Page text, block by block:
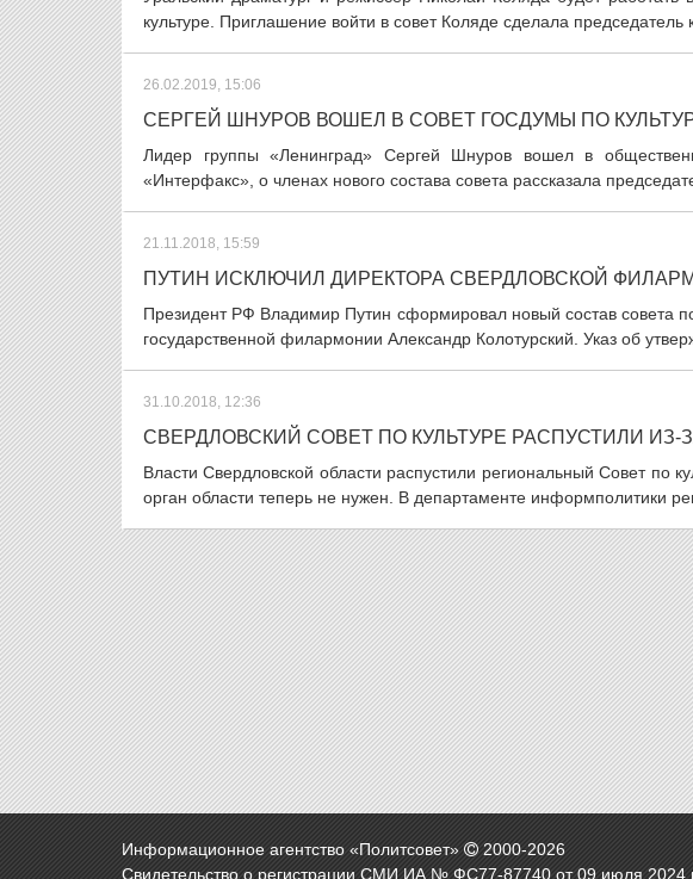
культуре. Приглашение войти в совет Коляде сделала председатель
26.02.2019, 15:06
СЕРГЕЙ ШНУРОВ ВОШЕЛ В СОВЕТ ГОСДУМЫ ПО
Лидер группы «Ленинград» Сергей Шнуров вошел в
«Интерфакс», о членах нового состава совета рассказала
21.11.2018, 15:59
ПУТИН ИСКЛЮЧИЛ ДИРЕКТОРА СВЕРДЛОВСКОЙ
Президент РФ Владимир Путин сформировал новый состав совета
государственной филармонии Александр Колотурский. Указ об
31.10.2018, 12:36
СВЕРДЛОВСКИЙ СОВЕТ ПО КУЛЬТУРЕ РАСПУСТИЛИ ИЗ-
Власти Свердловской области распустили региональный Совет по
орган области теперь не нужен. В департаменте информполитики
Информационное агентство «Политсовет» 2000-2026
Свидетельство о регистрации СМИ ИА № ФС77-87740 от 09 июля 2024